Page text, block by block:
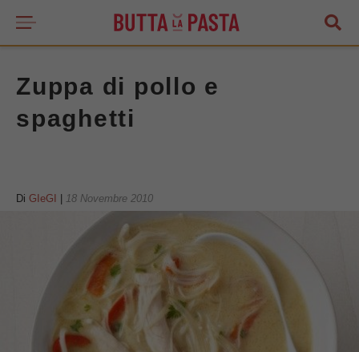
Zuppa di pollo e
spaghetti
Di GIeGI 18 Novembre 2010